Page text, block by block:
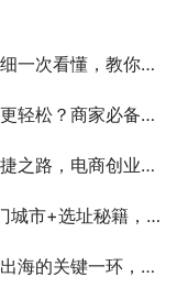
教你避坑不花冤枉钱！
？商家必备攻略！
创业的低风险选择！
秘籍，跨境人必看！
解清楚再下单不吃亏！